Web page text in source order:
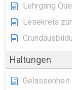
Lehrgang
Lesekreis
Haltungen
Gelassenheit